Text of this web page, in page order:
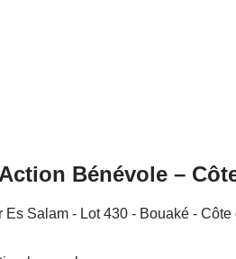
Bénévole –
Es Salam - Lot 430 - Bouaké - Côte